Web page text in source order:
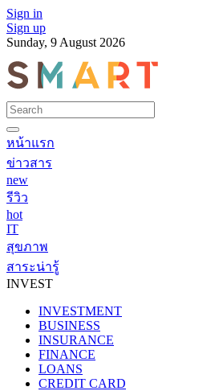
Sign in
Sign up
Sunday, 9 August 2026
หน้าแรก
ข่าวสาร
new
รีวิว
hot
IT
สุขภาพ
สาระน่ารู้
INVEST
INVESTMENT
BUSINESS
INSURANCE
FINANCE
LOANS
CREDIT CARD